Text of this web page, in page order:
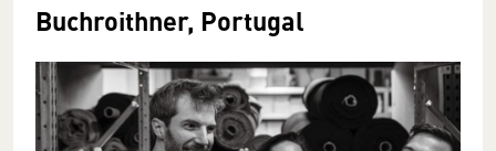
Buchroithner, Portugal